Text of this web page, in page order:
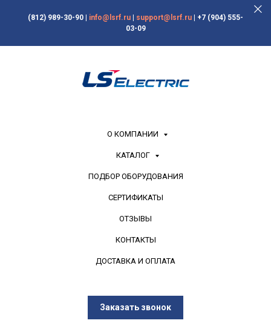
(812) 989-30-90 info@lsrf.ru support@lsrf.ru
+7 (904) 555-
03-09
О КОМПАНИИ
КАТАЛОГ
ПОДБОР ОБОРУДОВАНИЯ
СЕРТИФИКАТЫ
ОТЗЫВЫ
КОНТАКТЫ
ДОСТАВКА И ОПЛАТА
Заказать звонок